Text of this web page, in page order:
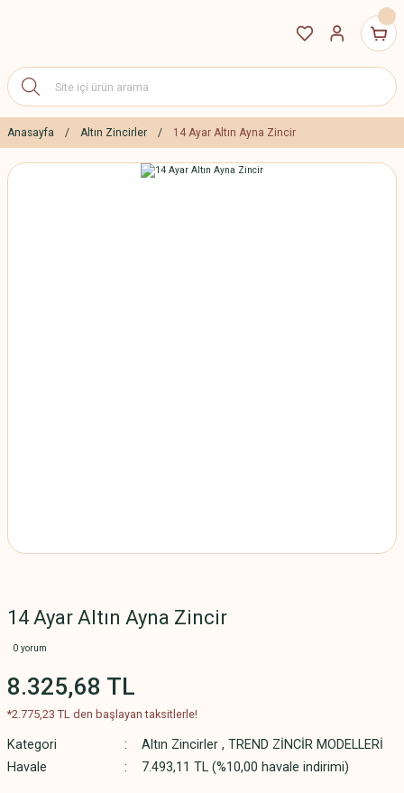
Anasayfa Altın Zincirler 14 Ayar Altın Ayna Zincir
14 Ayar Altın Ayna Zincir
0 yorum
8.325,68 TL
*2.775,23 TL den başlayan taksitlerle!
Kategori Altın Zincirler , TREND ZİNCİR MODELLERİ
Havale
7.493,11 TL (%10,00 havale indirimi)